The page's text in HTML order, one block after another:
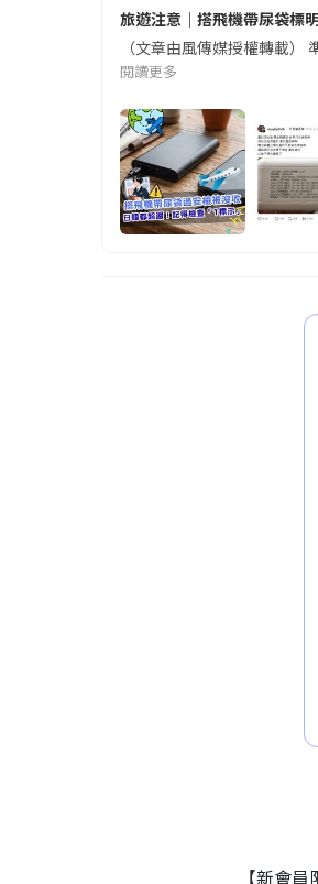
旅遊注意｜搭飛機帶尿袋標
（文章由風傳媒授權轉載
閱讀更多
【新會